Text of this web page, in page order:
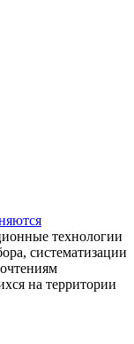
технологии
систематизации
на территории